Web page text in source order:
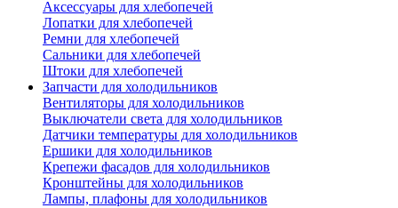
Аксессуары для хлебопечей
Лопатки для хлебопечей
Ремни для хлебопечей
Сальники для хлебопечей
Штоки для хлебопечей
Запчасти для холодильников
Вентиляторы для холодильников
Выключатели света для холодильников
Датчики температуры для холодильников
Ершики для холодильников
Крепежи фасадов для холодильников
Кронштейны для холодильников
Лампы, плафоны для холодильников